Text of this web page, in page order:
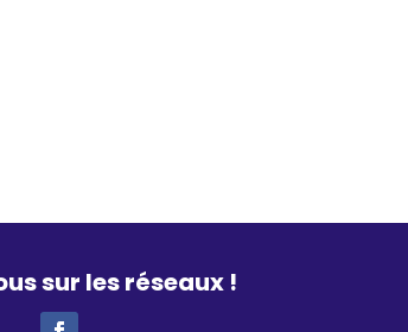
sur les réseaux !